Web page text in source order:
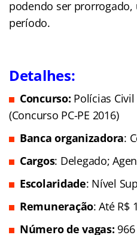
podendo ser prorrogado,
período.
Detalhes:
Concurso: Polícias
(Concurso PC-PE 2016)
Banca organizadora:
Cargos: Delegado;
Escolaridade: Nível
Remuneração: Até R$
Número de vagas: 966